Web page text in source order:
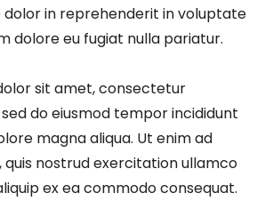
dolor in reprehenderit in voluptate
dolore eu fugiat nulla pariatur.
sit amet, consectetur
do eiusmod tempor incididunt
magna aliqua. Ut enim ad
quis nostrud exercitation ullamco
ex ea commodo consequat.